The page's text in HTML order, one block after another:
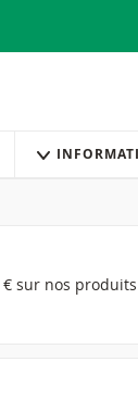
sur nos